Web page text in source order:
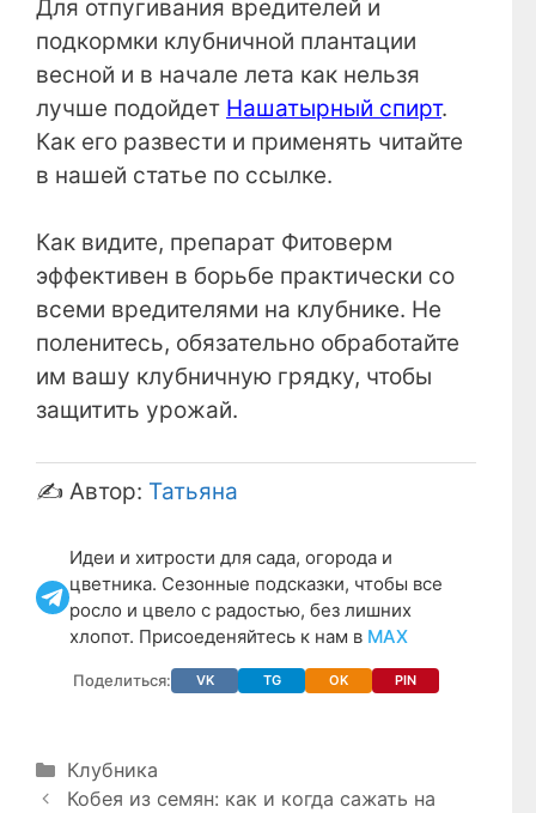
Для отпугивания вредителей и
подкормки клубничной плантации
весной и в начале лета как нельзя
лучше подойдет Нашатырный спирт.
Как его развести и применять читайте
в нашей статье по ссылке.
Как видите, препарат Фитоверм
эффективен в борьбе практически со
всеми вредителями на клубнике. Не
поленитесь, обязательно обработайте
им вашу клубничную грядку, чтобы
защитить урожай.
✍️ Автор: Татьяна
Идеи и хитрости для сада, огорода и
цветника. Сезонные подсказки, чтобы все
росло и цвело с радостью, без лишних
хлопот. Присоеденяйтесь к нам в МАХ
Поделиться: VK TG OK PIN
Рубрики
Клубника
Кобея из семян: как и когда сажать на